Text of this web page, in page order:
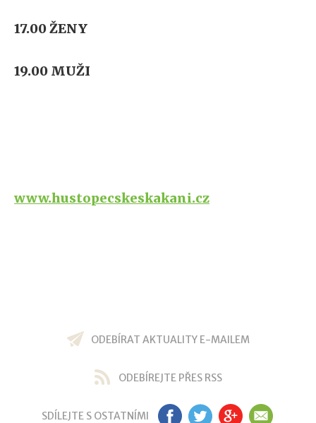
17.00 ŽENY
19.00 MUŽI
www.hustopecskeskakani.cz
ODEBÍRAT AKTUALITY E-MAILEM
ODEBÍREJTE PŘES RSS
SDÍLEJTE S OSTATNÍMI FB TW GP EM